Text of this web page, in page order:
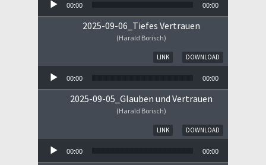
00:00 00:00
2025-09-06_Tiefes Vertrauen
(Harald Borisch)
DOWNLOAD
LINK
00:00 00:00
2025-09-05_Glauben und Vertrauen
(Harald Borisch)
DOWNLOAD
LINK
00:00 00:00